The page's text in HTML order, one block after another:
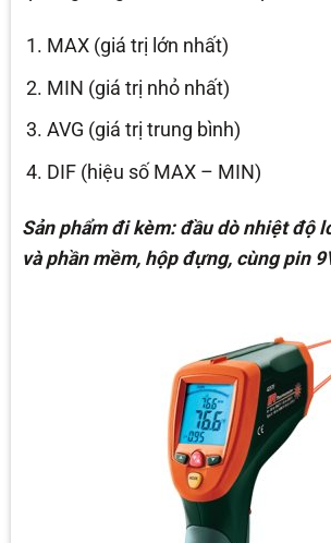
MAX (giá trị lớn nhất)
MIN (giá trị nhỏ nhất)
AVG (giá trị trung bình)
DIF (hiệu số MAX – MIN)
Sản phẩm đi kèm: đầu dò nhiệt độ
và phần mềm, hộp đựng, cùng pin